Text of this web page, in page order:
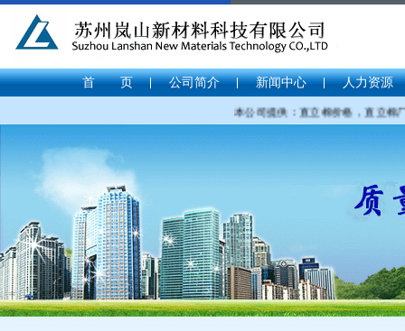
首 页 公司简介 新闻中心 人力资源
本公司提供：直立棉价格，直立棉